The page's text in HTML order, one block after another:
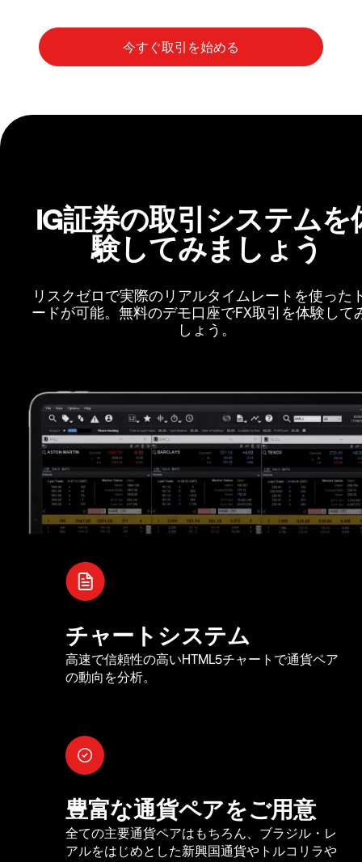
IG証券の取引システムを
験してみましょう
リスクゼロで実際のリアルタイムレートを使った
ードが可能。無料のデモ口座でFX取引を体験して
しょう。
チャートシステム
高速で信頼性の高いHTML5チャートで通貨ペア
の動向を分析。
豊富な通貨ペアをご用意
全ての主要通貨ペアはもちろん、ブラジル・レ
アルをはじめとした新興国通貨やトルコリラや